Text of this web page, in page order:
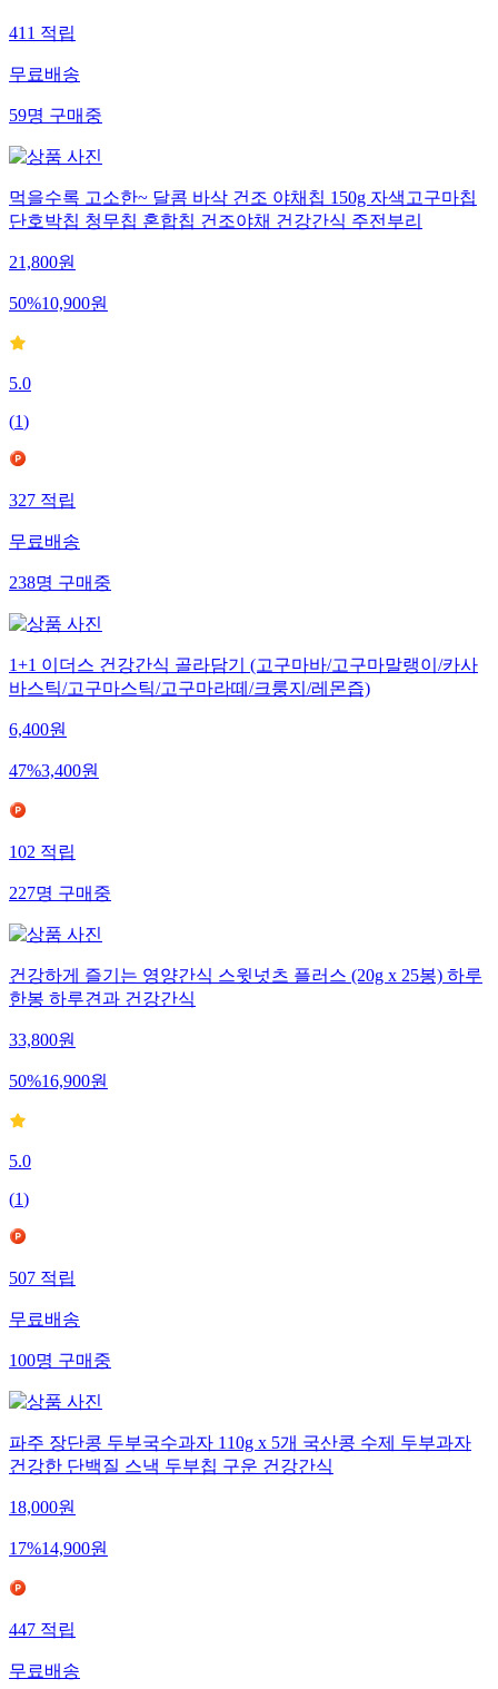
411적립
무료배송
59명구매중
먹을수록 고소한~ 달콤 바삭 건조 야채칩 150g 자색고구마칩
단호박칩 청무칩 혼합칩 건조야채 건강간식 주전부리
21,800원
50%10,900원
5.0
(1)
327적립
무료배송
238명구매중
1+1 이더스 건강간식 골라담기 (고구마바/고구마말랭이/카사
바스틱/고구마스틱/고구마라떼/크룽지/레몬즙)
6,400원
47%3,400원
102적립
227명구매중
건강하게 즐기는 영양간식 스윗넛츠 플러스 (20g x 25봉) 하루
한봉 하루견과 건강간식
33,800원
50%16,900원
5.0
(1)
507적립
무료배송
100명구매중
파주 장단콩 두부국수과자 110g x 5개 국산콩 수제 두부과자
건강한 단백질 스낵 두부칩 구운 건강간식
18,000원
17%14,900원
447적립
무료배송